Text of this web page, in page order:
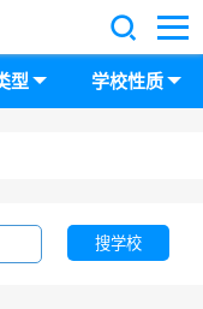
型 学校性质
搜学校